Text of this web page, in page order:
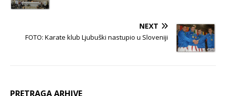
NEXT
FOTO: Karate klub Ljubuški nastupio u Sloveniji
PRETRAGA ARHIVE